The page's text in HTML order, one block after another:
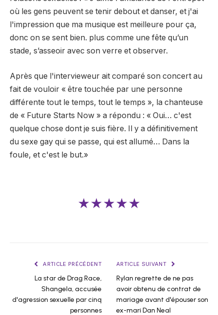
où les gens peuvent se tenir debout et danser, et j'ai
l'impression que ma musique est meilleure pour ça,
donc on se sent bien. plus comme une fête qu’un
stade, s’asseoir avec son verre et observer.
Après que l'intervieweur ait comparé son concert au
fait de vouloir « être touchée par une personne
différente tout le temps, tout le temps », la chanteuse
de « Future Starts Now » a répondu : « Oui… c'est
quelque chose dont je suis fière. Il y a définitivement
du sexe gay qui se passe, qui est allumé… Dans la
foule, et c'est le but.»
★★★★★
ARTICLE PRÉCÉDENT
La star de Drag Race,
Shangela, accusée
d'agression sexuelle par cinq
personnes
ARTICLE SUIVANT
Rylan regrette de ne pas
avoir obtenu de contrat de
mariage avant d'épouser son
ex-mari Dan Neal